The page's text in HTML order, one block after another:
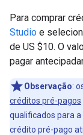
Para comprar
Studio e
de US $10. O
pagar
Observação:
créditos pré-pagos
qualificados para a
crédito pré-pago